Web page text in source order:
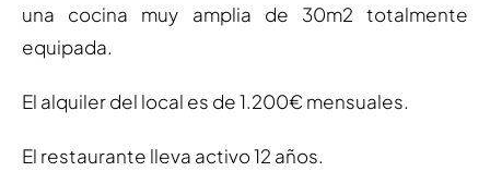
una cocina muy amplia de 30m2 totalmente
equipada.
El alquiler del local es de 1.200€ mensuales.
El restaurante lleva activo 12 años.